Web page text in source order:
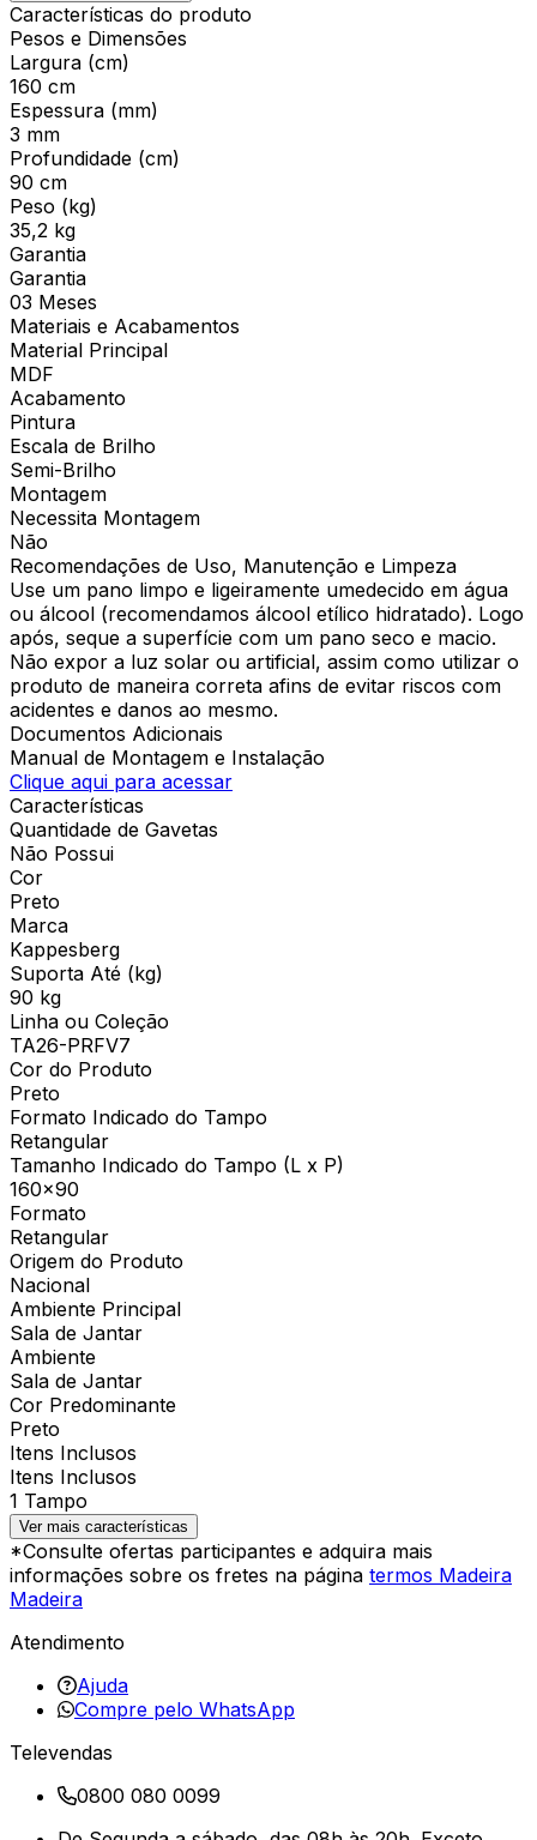
Características do produto
Pesos e Dimensões
Largura (cm)
160 cm
Espessura (mm)
3 mm
Profundidade (cm)
90 cm
Peso (kg)
35,2 kg
Garantia
Garantia
03 Meses
Materiais e Acabamentos
Material Principal
MDF
Acabamento
Pintura
Escala de Brilho
Semi-Brilho
Montagem
Necessita Montagem
Não
Recomendações de Uso, Manutenção e Limpeza
Use um pano limpo e ligeiramente umedecido em água
ou álcool (recomendamos álcool etílico hidratado). Logo
após, seque a superfície com um pano seco e macio.
Não expor a luz solar ou artificial, assim como utilizar o
produto de maneira correta afins de evitar riscos com
acidentes e danos ao mesmo.
Documentos Adicionais
Manual de Montagem e Instalação
Clique aqui para acessar
Características
Quantidade de Gavetas
Não Possui
Cor
Preto
Marca
Kappesberg
Suporta Até (kg)
90 kg
Linha ou Coleção
TA26-PRFV7
Cor do Produto
Preto
Formato Indicado do Tampo
Retangular
Tamanho Indicado do Tampo (L x P)
160x90
Formato
Retangular
Origem do Produto
Nacional
Ambiente Principal
Sala de Jantar
Ambiente
Sala de Jantar
Cor Predominante
Preto
Itens Inclusos
Itens Inclusos
1 Tampo
Ver mais características
*Consulte ofertas participantes e adquira mais
informações sobre os fretes na página termos Madeira
Madeira
Atendimento
Ajuda
Compre pelo WhatsApp
Televendas
0800 080 0099